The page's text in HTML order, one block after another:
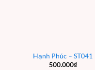
Hạnh Phúc – ST041
500.000₫